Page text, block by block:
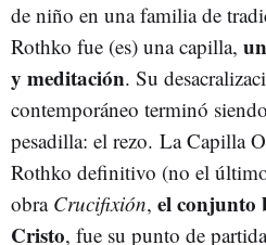
de niño en una familia de
Rothko fue (es) una capilla,
y meditación. Su
contemporáneo terminó
pesadilla: el rezo. La Capilla
Rothko definitivo (no el
obra Crucifixión, el conjunto
Cristo, fue su punto de